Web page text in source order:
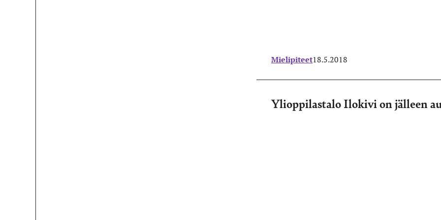
Mielipiteet18.5.2018
Ylioppilastalo Ilokivi on jälleen